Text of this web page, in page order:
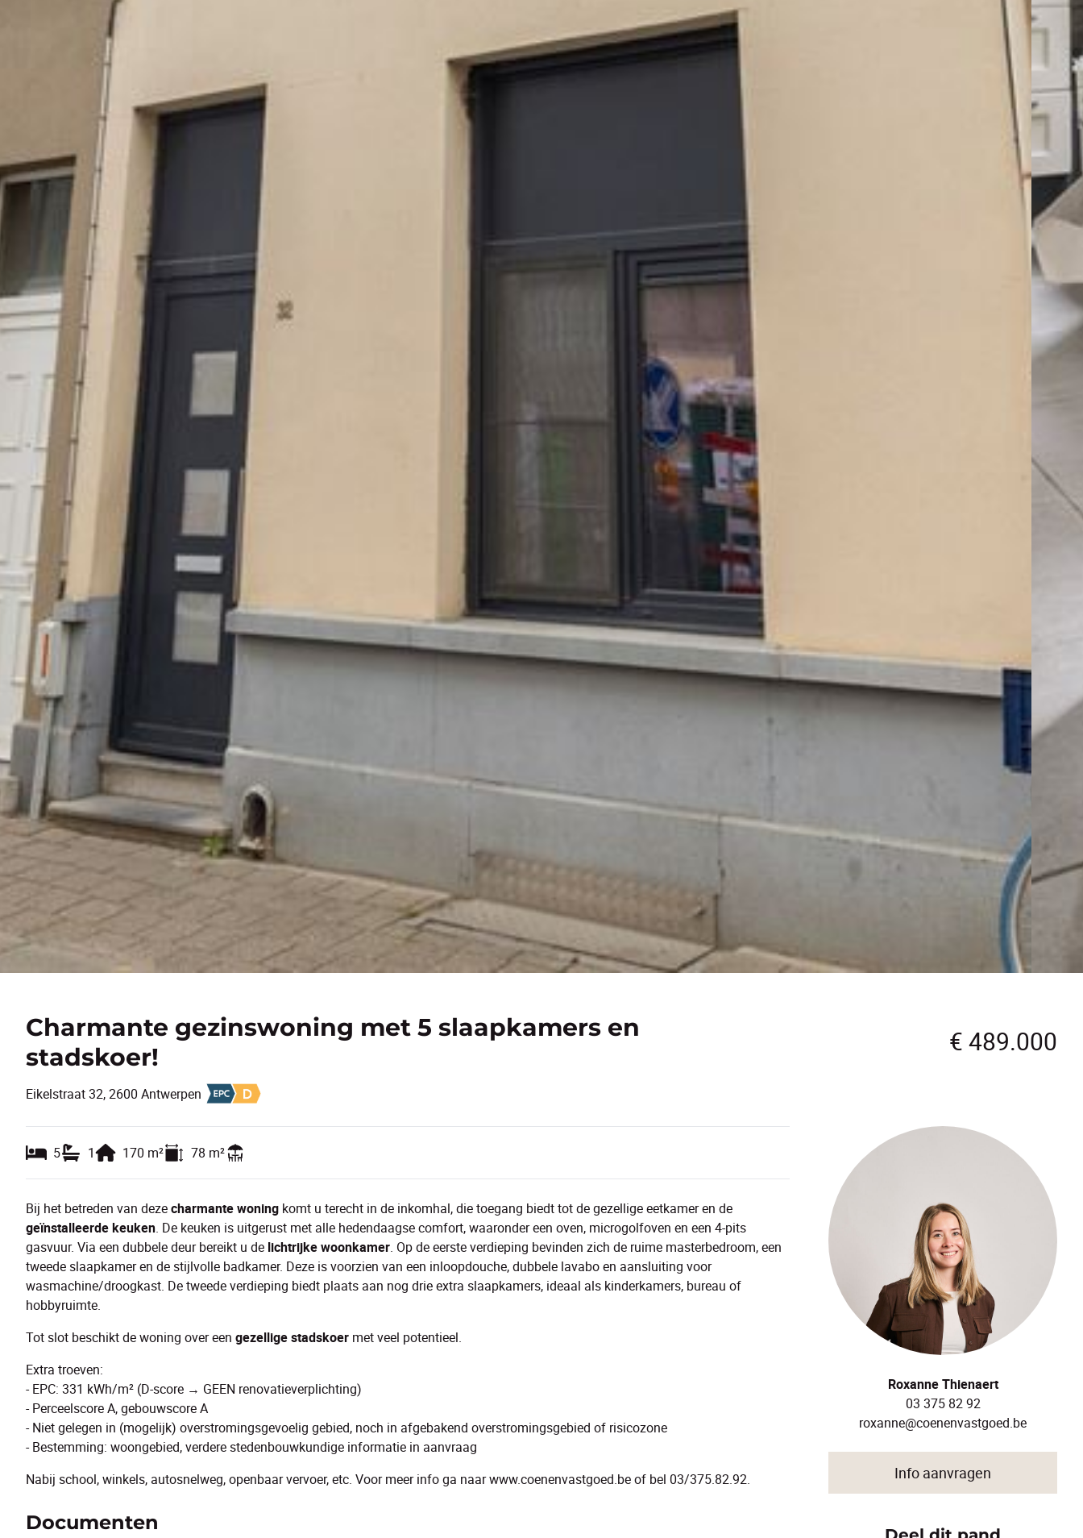
Charmante gezinswoning met 5 slaapkamers en
stadskoer!
€ 489.000
Eikelstraat 32, 2600 Antwerpen
5 1 170 m² 78 m²
Bij het betreden van dezecharmante woning komt u terecht in de inkomhal, die toegang biedt tot de gezellige eetkamer en de
geïnstalleerde keuken. De keuken is uitgerust met alle hedendaagse comfort, waaronder een oven, microgolfoven en een 4-pits
gasvuur. Via een dubbele deur bereikt u de lichtrijke woonkamer. Op de eerste verdieping bevinden zich de ruime masterbedroom, een
tweede slaapkamer en de stijlvolle badkamer. Deze is voorzien van een inloopdouche, dubbele lavabo en aansluiting voor
wasmachine/droogkast. De tweede verdieping biedt plaats aan nog drie extra slaapkamers, ideaal als kinderkamers, bureau of
hobbyruimte.
Tot slot beschikt de woning over een gezellige stadskoer met veel potentieel.
Extra troeven:
- EPC: 331 kWh/m² (D-score → GEEN renovatieverplichting)
- Perceelscore A, gebouwscore A
- Niet gelegen in (mogelijk) overstromingsgevoelig gebied, noch in afgebakend overstromingsgebied of risicozone
- Bestemming: woongebied, verdere stedenbouwkundige informatie in aanvraag
Nabij school, winkels, autosnelweg, openbaar vervoer, etc. Voor meer info ga naar www.coenenvastgoed.be of bel 03/375.82.92.
Documenten
Roxanne Thienaert
03 375 82 92
roxanne@coenenvastgoed.be
Info aanvragen
Deel dit pand